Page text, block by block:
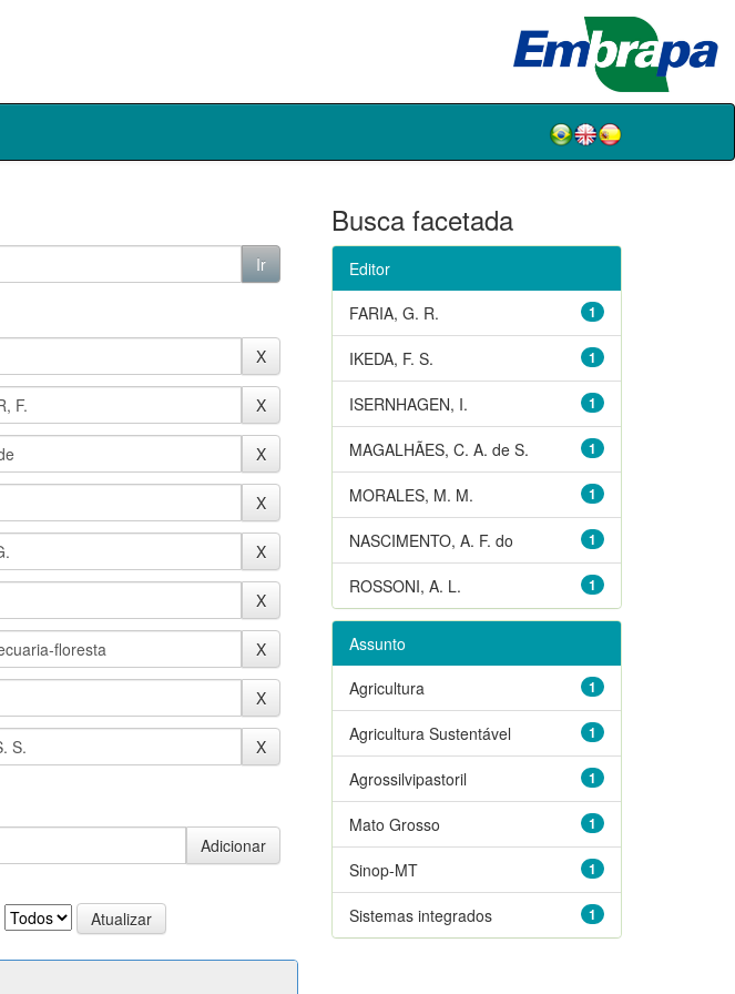
Busca facetada
Editor
1
FARIA, G. R.
1
IKEDA, F. S.
1
ISERNHAGEN, I.
1
MAGALHÃES, C. A. de S.
1
MORALES, M. M.
1
NASCIMENTO, A. F. do
1
ROSSONI, A. L.
Assunto
1
Agricultura
1
Agricultura Sustentável
1
Agrossilvipastoril
1
Mato Grosso
1
Sinop-MT
1
Sistemas integrados